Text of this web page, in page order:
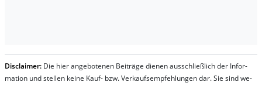
Dis­clai­mer: Die hier an­ge­bo­te­nen Bei­trä­ge die­nen aus­schließ­lich der In­for­
ma­t­ion und stel­len kei­ne Kauf- bzw. Ver­kaufs­em­pfeh­lung­en dar. Sie sind we­